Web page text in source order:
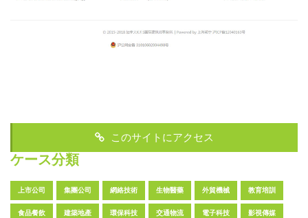
このサイトにアクセス
ケース分類
上市公司 集團公司 網絡技術 生物醫藥 外貿機械 教育培訓
食品餐飲 建築地產 環保科技 交通物流 電子科技 影視傳媒